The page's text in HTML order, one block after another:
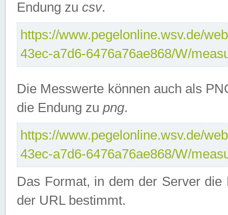
Endung zu csv.
https://www.pegelonline.wsv.de/
43ec-a7d6-6476a76ae868/W/
Die Messwerte können auch als
die Endung zu png.
https://www.pegelonline.wsv.de/
43ec-a7d6-6476a76ae868/W/
Das Format, in dem der Server
der URL bestimmt.